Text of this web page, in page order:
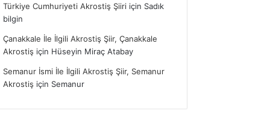
Türkiye Cumhuriyeti Akrostiş Şiiri için Sadık
bilgin
Çanakkale İle İlgili Akrostiş Şiir, Çanakkale
Akrostiş için Hüseyin Miraç Atabay
Semanur İsmi İle İlgili Akrostiş Şiir, Semanur
Akrostiş için Semanur